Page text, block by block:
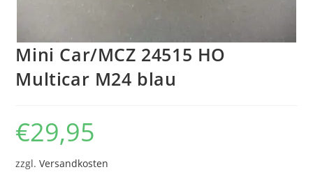
Mini Car/MCZ 24515 HO
Multicar M24 blau
€29,95
zzgl.Versandkosten